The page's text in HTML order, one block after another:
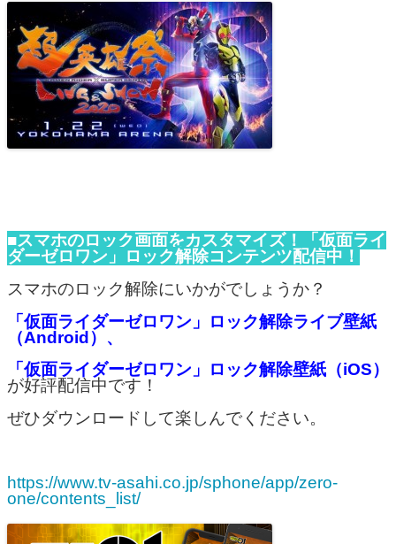
■スマホのロック画面をカスタマイズ！「仮面ライ
ダーゼロワン」ロック解除コンテンツ配信中！
スマホのロック解除にいかがでしょうか？
「仮面ライダーゼロワン」ロック解除ライブ壁紙
（Android）、
「仮面ライダーゼロワン」ロック解除壁紙（iOS）
が好評配信中です！
ぜひダウンロードして楽しんでください。
https://www.tv-asahi.co.jp/sphone/app/zero-
one/contents_list/